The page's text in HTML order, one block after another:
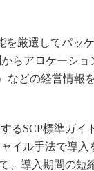
厳選してパッ
らアロケーシ
などの経営情報
SCP標準ガイ
イル手法で導
、導入期間の短